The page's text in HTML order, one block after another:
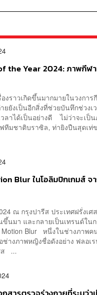
the Year 2024: ภาพกีฬ
องราวเกิดขึ้นมากมายในวงก
ยังเป็นอีกสิ่งที่ช่วยบันทึกช่วงเ
ลาได้เป็นอย่างดี ไม่ว่าจะเป็
ทีมชาติบราซิล, ท่ายิงปืนสุดเท่
Blur ในโอลิมปิกเกมส์
ณ กรุงปารีส ประเทศฝรั่งเ
ขึ้นมา และกลายเป็นเทรนด์ใน
Blur หนึ่งในช่างภาพค
างภาพหญิงชื่อดังอย่าง ฟลอเ
ส ...